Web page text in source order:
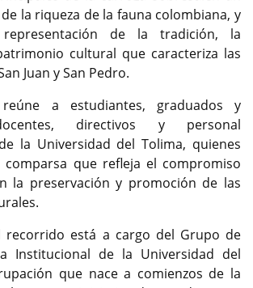
la riqueza de la fauna colombiana, y
de la tradición, la
cultural que caracteriza las
Juan y San Pedro.
a estudiantes, graduados y
directivos y personal
la Universidad del Tolima, quienes
que refleja el compromiso
la preservación y promoción de las
recorrido está a cargo del Grupo de
Institucional de la Universidad del
que nace a comienzos de la